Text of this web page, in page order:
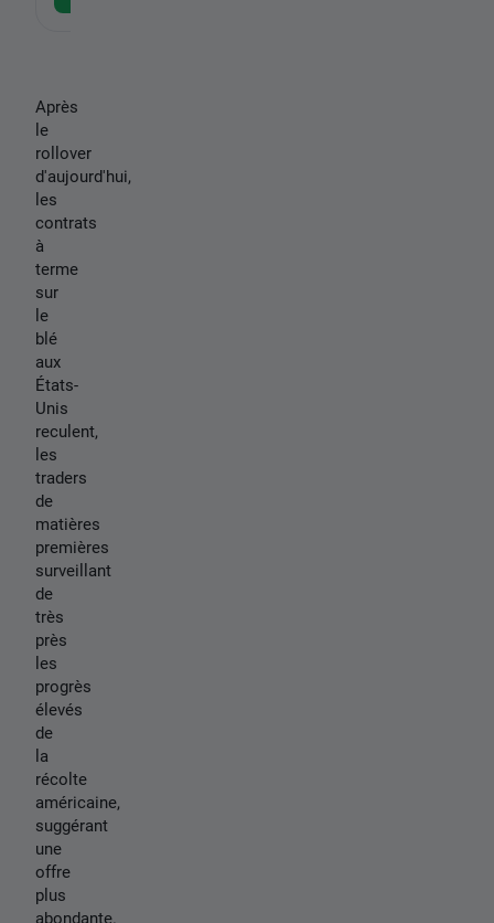
Après
le
rollover
d'aujourd'hui,
les
contrats
à
terme
sur
le
blé
aux
États-
Unis
reculent,
les
traders
de
matières
premières
surveillant
de
très
près
les
progrès
élevés
de
la
récolte
américaine,
suggérant
une
offre
plus
abondante.